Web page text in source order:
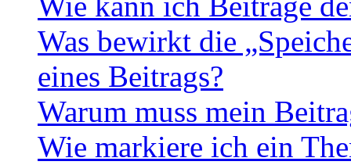
Was bewirkt die
eines Beitrags?
Warum muss mein
Wie markiere ich ein